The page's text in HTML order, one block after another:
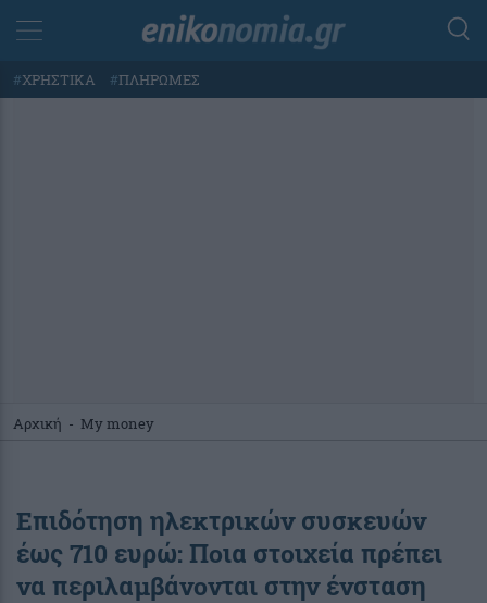
#ΧΡΗΣΤΙΚΑ #ΠΛΗΡΩΜΕΣ
Αρχική - My money
Επιδότηση ηλεκτρικών συσκευών
έως 710 ευρώ: Ποια στοιχεία πρέπει
να περιλαμβάνονται στην ένσταση